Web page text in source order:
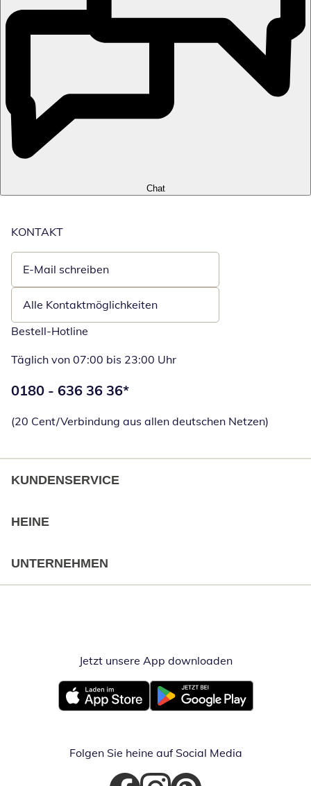
Chat
KONTAKT
E-Mail schreiben
Öffnet E-Mail-Client
Alle Kontaktmöglichkeiten
Bestell-Hotline
Täglich von 07:00 bis 23:00 Uhr
Telefonnummer:
0180 - 636 36 36*
(20 Cent/Verbindung aus allen deutschen Netzen)
KUNDENSERVICE
HEINE
UNTERNEHMEN
Jetzt unsere App downloadenÖffnet in
Öffnet in neuem FensterÖffnet in neuem Fenster
Folgen Sie heine auf Social Media